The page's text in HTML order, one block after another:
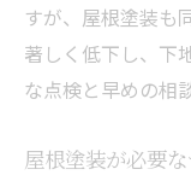
外壁の
施工事
屋根塗装
業者と
すが、屋根塗装も
著しく低下し、下
な点検と早めの相
屋根塗装が必要